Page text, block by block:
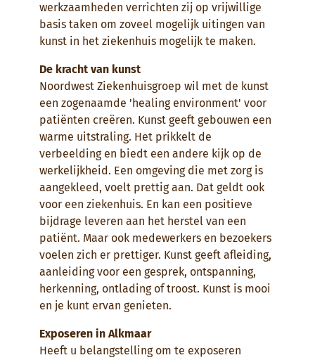
werkzaamheden verrichten zij op vrijwillige
basis taken om zoveel mogelijk uitingen van
kunst in het ziekenhuis mogelijk te maken.
De kracht van kunst
Noordwest Ziekenhuisgroep wil met de kunst
een zogenaamde 'healing environment' voor
patiënten creëren. Kunst geeft gebouwen een
warme uitstraling. Het prikkelt de
verbeelding en biedt een andere kijk op de
werkelijkheid. Een omgeving die met zorg is
aangekleed, voelt prettig aan. Dat geldt ook
voor een ziekenhuis. En kan een positieve
bijdrage leveren aan het herstel van een
patiënt. Maar ook medewerkers en bezoekers
voelen zich er prettiger. Kunst geeft afleiding,
aanleiding voor een gesprek, ontspanning,
herkenning, ontlading of troost. Kunst is mooi
en je kunt ervan genieten.
Exposeren in Alkmaar
Heeft u belangstelling om te exposeren